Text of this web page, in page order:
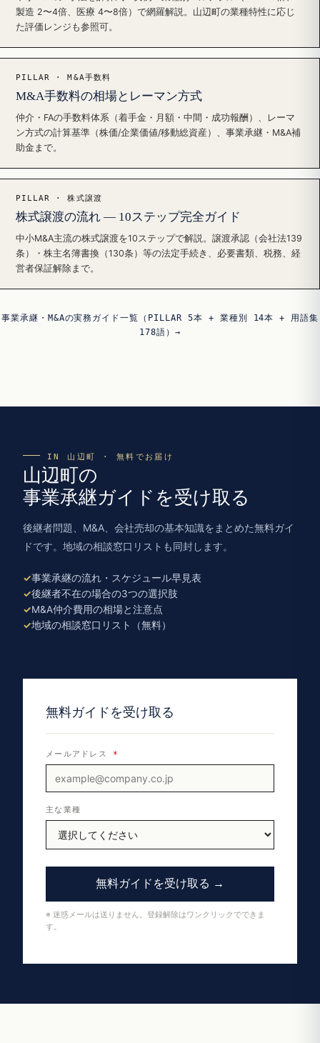
製造 2〜4倍、医療 4〜8倍）で網羅解説。山辺町の業種特性に応じ
た評価レンジも参照可。
PILLAR · M&A手数料
M&A手数料の相場とレーマン方式
仲介・FAの手数料体系（着手金・月額・中間・成功報酬）、レーマ
ン方式の計算基準（株価/企業価値/移動総資産）、事業承継・M&A補
助金まで。
PILLAR · 株式譲渡
株式譲渡の流れ — 10ステップ完全ガイド
中小M&A主流の株式譲渡を10ステップで解説。譲渡承認（会社法139
条）・株主名簿書換（130条）等の法定手続き、必要書類、税務、経
営者保証解除まで。
事業承継・M&Aの実務ガイド一覧（PILLAR 5本 + 業種別 14本 + 用語集
178語）→
IN 山辺町 · 無料でお届け
山辺町の
事業承継ガイドを受け取る
後継者問題、M&A、会社売却の基本知識をまとめた無料ガイ
ドです。地域の相談窓口リストも同封します。
事業承継の流れ・スケジュール早見表
後継者不在の場合の3つの選択肢
M&A仲介費用の相場と注意点
地域の相談窓口リスト（無料）
無料ガイドを受け取る
メールアドレス *
主な業種
無料ガイドを受け取る →
※ 迷惑メールは送りません。登録解除はワンクリックでできま
す。